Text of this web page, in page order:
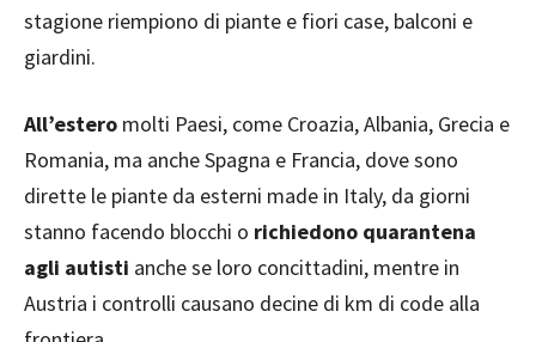
stagione riempiono di piante e fiori case, balconi e
giardini.
All’estero molti Paesi, come Croazia, Albania, Grecia e
Romania, ma anche Spagna e Francia, dove sono
dirette le piante da esterni made in Italy, da giorni
stanno facendo blocchi o richiedono quarantena
agli autisti anche se loro concittadini, mentre in
Austria i controlli causano decine di km di code alla